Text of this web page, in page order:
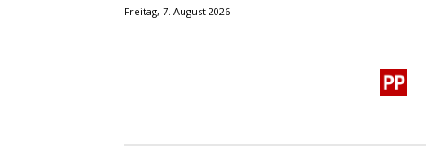
Freitag, 7. August 2026